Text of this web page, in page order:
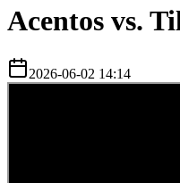
Acentos vs.
2026-06-02 14:14